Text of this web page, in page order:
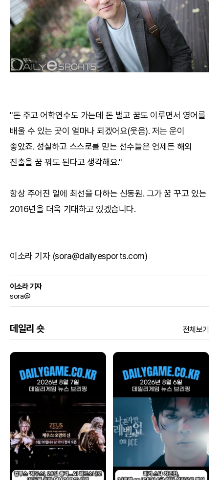
"돈 주고 어학연수도 가는데 돈 벌고 꿈도 이루면서 영어를
배울 수 있는 곳이 얼마나 되겠어요(웃음). 저는 운이
좋았죠. 성실하고 스스로를 믿는 선수들은 언제든 해외
진출을 꿈 꿔도 된다고 생각해요."
항상 주어진 일에 최선을 다하는 신동원. 그가 꿈 꾸고 있는
2016년을 더욱 기대하고 있겠습니다.
이소라 기자 (sora@dailyesports.com)
이소라 기자
sora@
데일리 숏 전체보기